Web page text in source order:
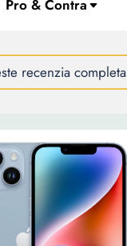
recenzia completa